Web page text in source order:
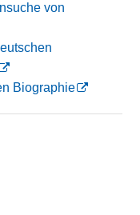
von
Biographie